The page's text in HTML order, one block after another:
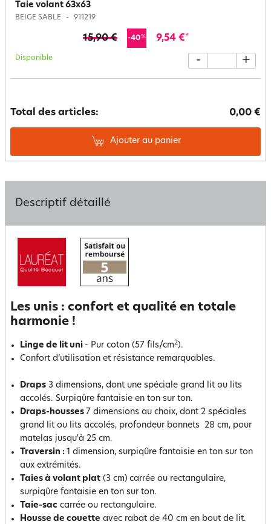
Taie volant 63x63
BEIGE SABLE 911219
15,90 € -40% 9,54 €*
Disponible - +
Total des articles: 0,00 €
Ajouter au panier
Descriptif détaillé
Les unis : confort et qualité en totale
harmonie !
Linge de lit uni - Pur coton (57 fils/cm2).
Confort d’utilisation et résistance remarquables.
Draps 3 dimensions, dont une spéciale grand lit ou lits
accolés. Surpiqûre fantaisie en ton sur ton.
Draps-housses 7 dimensions au choix, dont 2 spéciales
grand lit ou lits accolés, profondeur bonnets 28 cm, pour
matelas jusqu'à 25 cm.
Traversin : 1 dimension, surpiqûre fantaisie en ton sur ton
aux extrémités.
Taies à volant plat (3 cm) carrée ou rectangulaire,
surpiqûre fantaisie en ton sur ton.
Taie-sac carrée ou rectangulaire.
Housse de couette avec rabat de 40 cm en bout de lit.